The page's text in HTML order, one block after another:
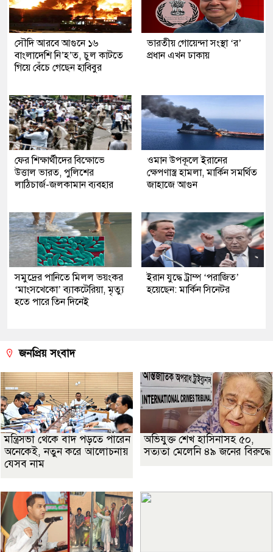
সৌদি আরবে আগুনে ১৬
বাংলাদেশি নি’হ’ত, চুল কাটতে
গিয়ে বেঁচে গেছেন হাবিবুর
ভারতীয় গোয়েন্দা সংস্থা ‘র’
প্রধান এখন ঢাকায়
ফের শিক্ষার্থীদের বিক্ষোভে
উত্তাল ভারত, পুলিশের
লাঠিচার্জ-জলকামান ব্যবহার
ওমান উপকূলে ইরানের
ক্ষেপণাস্ত্র হামলা, মার্কিন সমর্থিত
জাহাজে আগুন
সমুদ্রের পানিতে মিলল ভয়ংকর
‘মাংসখেকো’ ব্যাকটেরিয়া, মৃত্যু
হতে পারে তিন দিনেই
ইরান যুদ্ধে ট্রাম্প ‘পরাজিত’
হয়েছেন: মার্কিন সিনেটর
জনপ্রিয় সংবাদ
মন্ত্রিসভা থেকে বাদ পড়তে পারেন
অনেকেই, নতুন করে আলোচনায়
যেসব নাম
অভিযুক্ত শেখ হাসিনাসহ ৫০,
সত্যতা মেলেনি ৪৯ জনের বিরুদ্ধে